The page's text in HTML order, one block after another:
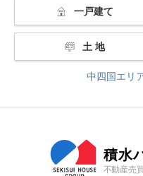
一戸建て
土 地
中四国エリ
積水
不動産売